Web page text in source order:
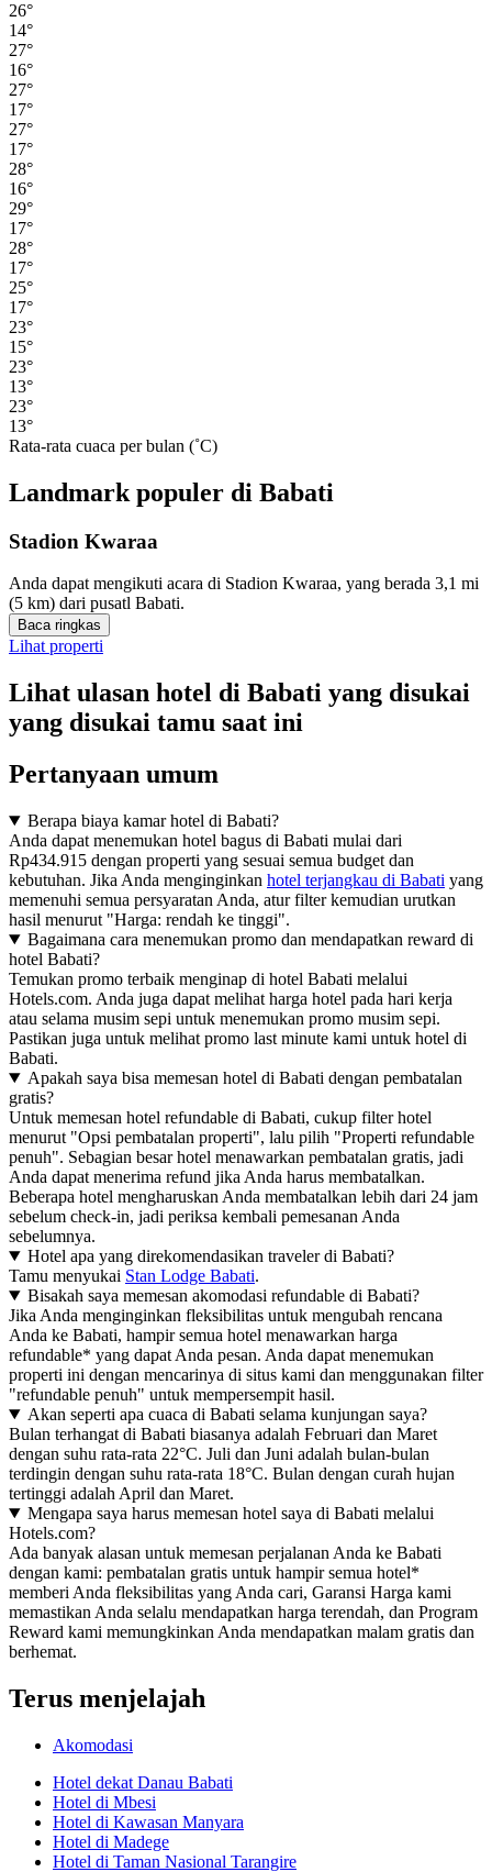
26°
14°
27°
16°
27°
17°
27°
17°
28°
16°
29°
17°
28°
17°
25°
17°
23°
15°
23°
13°
23°
13°
Rata-rata cuaca per bulan (˚C)
Landmark populer di Babati
Stadion Kwaraa
Anda dapat mengikuti acara di Stadion Kwaraa, yang berada 3,1 mi
(5 km) dari pusatl Babati.
Baca ringkas
Lihat properti
Lihat ulasan hotel di Babati yang disukai
yang disukai tamu saat ini
Pertanyaan umum
Berapa biaya kamar hotel di Babati?
Anda dapat menemukan hotel bagus di Babati mulai dari
Rp434.915 dengan properti yang sesuai semua budget dan
kebutuhan. Jika Anda menginginkan hotel terjangkau di Babati yang
memenuhi semua persyaratan Anda, atur filter kemudian urutkan
hasil menurut "Harga: rendah ke tinggi".
Bagaimana cara menemukan promo dan mendapatkan reward di
hotel Babati?
Temukan promo terbaik menginap di hotel Babati melalui
Hotels.com. Anda juga dapat melihat harga hotel pada hari kerja
atau selama musim sepi untuk menemukan promo musim sepi.
Pastikan juga untuk melihat promo last minute kami untuk hotel di
Babati.
Apakah saya bisa memesan hotel di Babati dengan pembatalan
gratis?
Untuk memesan hotel refundable di Babati, cukup filter hotel
menurut "Opsi pembatalan properti", lalu pilih "Properti refundable
penuh". Sebagian besar hotel menawarkan pembatalan gratis, jadi
Anda dapat menerima refund jika Anda harus membatalkan.
Beberapa hotel mengharuskan Anda membatalkan lebih dari 24 jam
sebelum check-in, jadi periksa kembali pemesanan Anda
sebelumnya.
Hotel apa yang direkomendasikan traveler di Babati?
Tamu menyukai Stan Lodge Babati.
Bisakah saya memesan akomodasi refundable di Babati?
Jika Anda menginginkan fleksibilitas untuk mengubah rencana
Anda ke Babati, hampir semua hotel menawarkan harga
refundable* yang dapat Anda pesan. Anda dapat menemukan
properti ini dengan mencarinya di situs kami dan menggunakan filter
"refundable penuh" untuk mempersempit hasil.
Akan seperti apa cuaca di Babati selama kunjungan saya?
Bulan terhangat di Babati biasanya adalah Februari dan Maret
dengan suhu rata-rata 22°C. Juli dan Juni adalah bulan-bulan
terdingin dengan suhu rata-rata 18°C. Bulan dengan curah hujan
tertinggi adalah April dan Maret.
Mengapa saya harus memesan hotel saya di Babati melalui
Hotels.com?
Ada banyak alasan untuk memesan perjalanan Anda ke Babati
dengan kami: pembatalan gratis untuk hampir semua hotel*
memberi Anda fleksibilitas yang Anda cari, Garansi Harga kami
memastikan Anda selalu mendapatkan harga terendah, dan Program
Reward kami memungkinkan Anda mendapatkan malam gratis dan
berhemat.
Terus menjelajah
Akomodasi
Hotel dekat Danau Babati
Hotel di Mbesi
Hotel di Kawasan Manyara
Hotel di Madege
Hotel di Taman Nasional Tarangire